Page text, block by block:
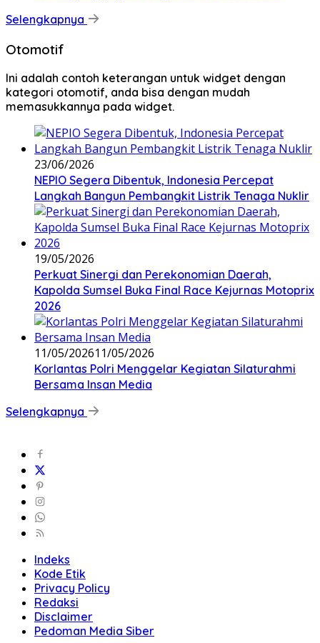
Selengkapnya
Otomotif
Ini adalah contoh keterangan untuk widget dengan
kategori otomotif, anda bisa dengan mudah
memasukkannya pada widget.
23/06/2026
NEPIO Segera Dibentuk, Indonesia Percepat
Langkah Bangun Pembangkit Listrik Tenaga Nuklir
19/05/2026
Perkuat Sinergi dan Perekonomian Daerah,
Kapolda Sumsel Buka Final Race Kejurnas Motoprix
2026
11/05/202611/05/2026
Korlantas Polri Menggelar Kegiatan Silaturahmi
Bersama Insan Media
Selengkapnya
Indeks
Kode Etik
Privacy Policy
Redaksi
Disclaimer
Pedoman Media Siber